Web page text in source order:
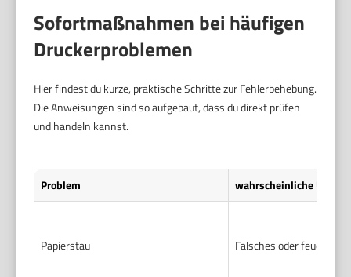
Sofortmaßnahmen bei häufigen
Druckerproblemen
Hier findest du kurze, praktische Schritte zur Fehlerbehebung.
Die Anweisungen sind so aufgebaut, dass du direkt prüfen
und handeln kannst.
Problem wahrscheinliche
Papierstau Falsches oder feuchtes